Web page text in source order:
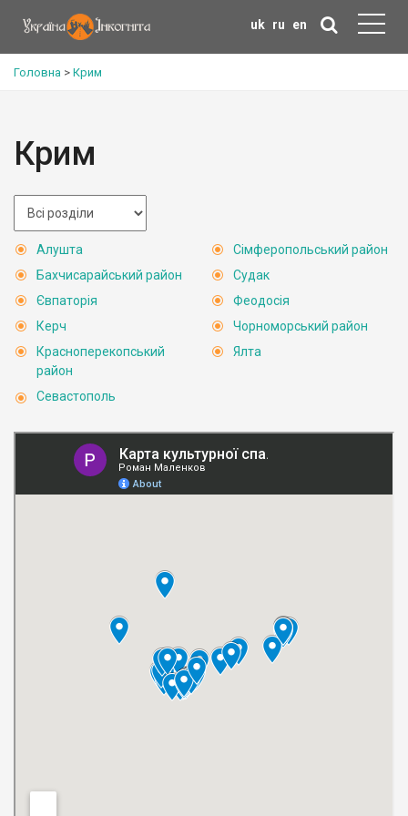
uk ru en
Головна > Крим
Крим
Алушта
Бахчисарайський район
Євпаторія
Керч
Красноперекопський
район
Севастополь
Сімферопольський район
Судак
Феодосія
Чорноморський район
Ялта